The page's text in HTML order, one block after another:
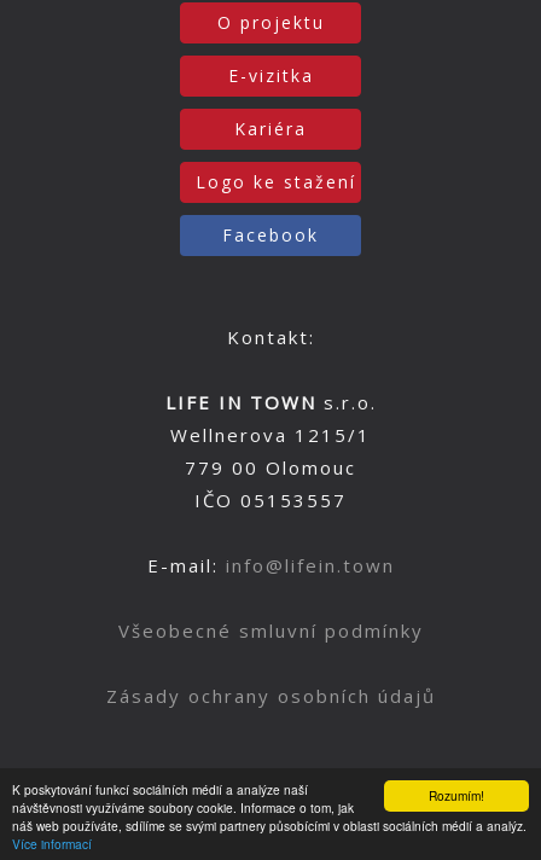
Rozumím!
K poskytování funkcí sociálních médií a analýze naší
návštěvnosti využíváme soubory cookie. Informace o tom, jak
náš web používáte, sdílíme se svými partnery působícími v oblasti sociálních médií a analýz.
Více informací
O projektu
E-vizitka
Kariéra
Logo ke stažení
Facebook
Kontakt:
LIFE IN TOWN s.r.o.
Wellnerova 1215/1
779 00 Olomouc
IČO 05153557
E-mail: info@lifein.town
Všeobecné smluvní podmínky
Zásady ochrany osobních údajů
Nahoru